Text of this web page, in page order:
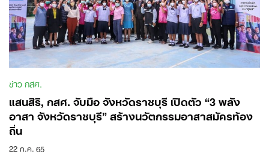
ข่าว กสศ.
แสนสิริ, กสศ. จับมือ จังหวัดราชบุรี เปิดตัว “3 พลัง
อาสา จังหวัดราชบุรี” สร้างนวัตกรรมอาสาสมัครท้อง
ถิ่น
22 ก.ค. 65